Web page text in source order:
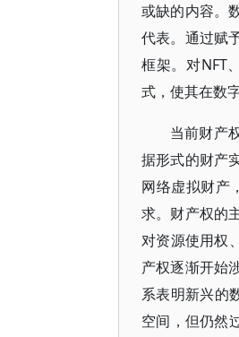
或缺的内容。
代表。通过赋
框架。对NFT
式，使其在数
当前财产
据形式的财产
网络虚拟财产
求。财产权的
对资源使用权
产权逐渐开始
系表明新兴的
空间，但仍然